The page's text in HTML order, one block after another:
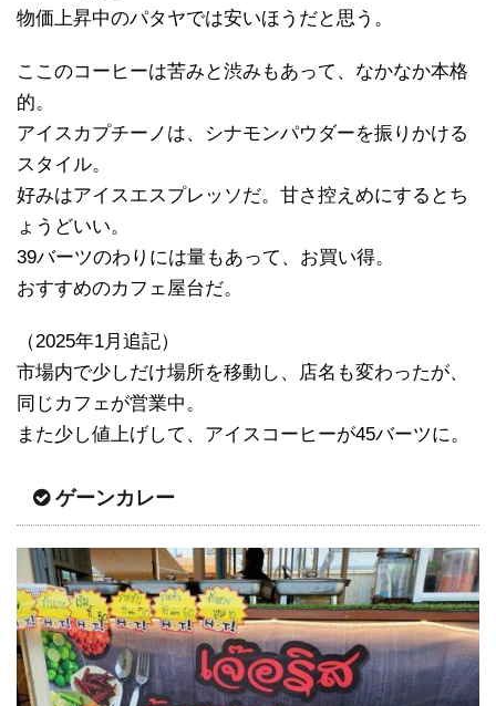
物価上昇中のパタヤでは安いほうだと思う。
ここのコーヒーは苦みと渋みもあって、なかなか本格
的。
アイスカプチーノは、シナモンパウダーを振りかける
スタイル。
好みはアイスエスプレッソだ。甘さ控えめにするとち
ょうどいい。
39バーツのわりには量もあって、お買い得。
おすすめのカフェ屋台だ。
（2025年1月追記）
市場内で少しだけ場所を移動し、店名も変わったが、
同じカフェが営業中。
また少し値上げして、アイスコーヒーが45バーツに。
ゲーンカレー